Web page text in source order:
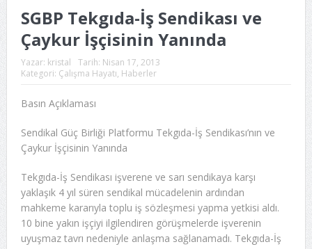
SGBP Tekgıda-İş Sendikası ve
Çaykur İşçisinin Yanında
Yazar: kristal Tarih: Nisan 17, 2013
Kategori: Çalışma Hayatı, Haberler
Basın Açıklaması
Sendikal Güç Birliği Platformu Tekgıda-İş Sendikası’nın ve
Çaykur İşçisinin Yanında
Tekgıda-İş Sendikası işverene ve sarı sendikaya karşı
yaklaşık 4 yıl süren sendikal mücadelenin ardından
mahkeme kararıyla toplu iş sözleşmesi yapma yetkisi aldı.
10 bine yakın işçiyi ilgilendiren görüşmelerde işverenin
uyuşmaz tavrı nedeniyle anlaşma sağlanamadı. Tekgıda-İş